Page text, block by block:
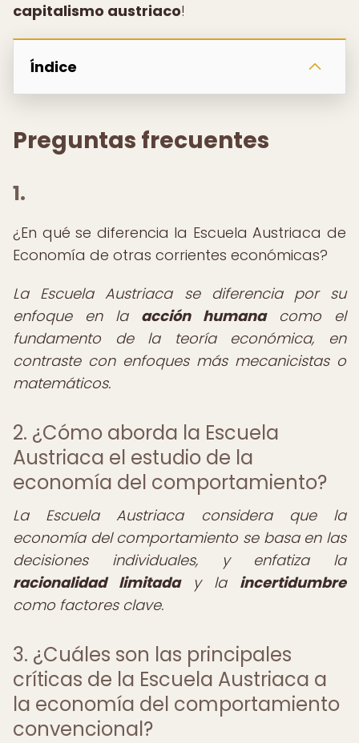
capitalismo austriaco!
Índice
Preguntas frecuentes
1.
¿En qué se diferencia la Escuela Austriaca de
Economía de otras corrientes económicas?
La Escuela Austriaca se diferencia por su
enfoque en la acción humanacomo el
fundamento de la teoría económica, en
contraste con enfoques más mecanicistas o
matemáticos.
2. ¿Cómo aborda la Escuela
Austriaca el estudio de la
economía del comportamiento?
La Escuela Austriaca considera que la
economía del comportamiento se basa en las
decisiones individuales, y enfatiza la
racionalidad limitaday la incertidumbre
como factores clave.
3. ¿Cuáles son las principales
críticas de la Escuela Austriaca a
la economía del comportamiento
convencional?